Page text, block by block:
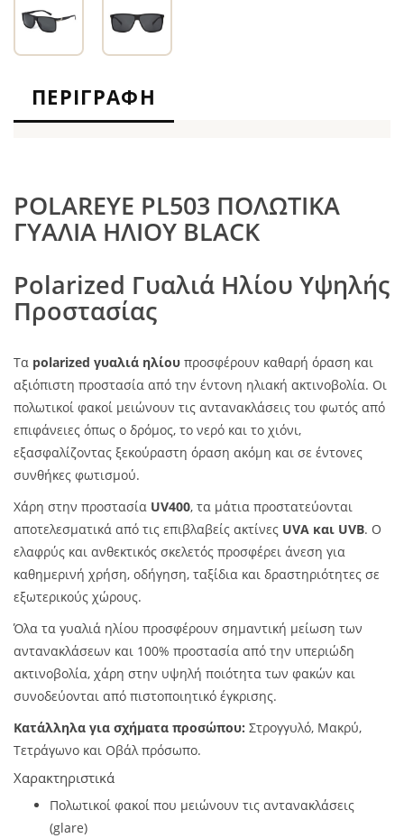
ΠΕΡΙΓΡΑΦΉ
POLAREYE PL503 ΠΟΛΩΤΙΚΑ
ΓΥΑΛΙΑ ΗΛΙΟΥ BLACK
Polarized Γυαλιά Ηλίου Υψηλής
Προστασίας
Τα polarized γυαλιά ηλίου προσφέρουν καθαρή όραση και
αξιόπιστη προστασία από την έντονη ηλιακή ακτινοβολία. Οι
πολωτικοί φακοί μειώνουν τις αντανακλάσεις του φωτός από
επιφάνειες όπως ο δρόμος, το νερό και το χιόνι,
εξασφαλίζοντας ξεκούραστη όραση ακόμη και σε έντονες
συνθήκες φωτισμού.
Χάρη στην προστασία UV400, τα μάτια προστατεύονται
αποτελεσματικά από τις επιβλαβείς ακτίνες UVA και UVB. Ο
ελαφρύς και ανθεκτικός σκελετός προσφέρει άνεση για
καθημερινή χρήση, οδήγηση, ταξίδια και δραστηριότητες σε
εξωτερικούς χώρους.
Όλα τα γυαλιά ηλίου προσφέρουν σημαντική μείωση των
αντανακλάσεων και 100% προστασία από την υπεριώδη
ακτινοβολία, χάρη στην υψηλή ποιότητα των φακών και
συνοδεύονται από πιστοποιητικό έγκρισης.
Κατάλληλα για σχήματα προσώπου: Στρογγυλό, Μακρύ,
Τετράγωνο και Οβάλ πρόσωπο.
Χαρακτηριστικά
Πολωτικοί φακοί που μειώνουν τις αντανακλάσεις
(glare)